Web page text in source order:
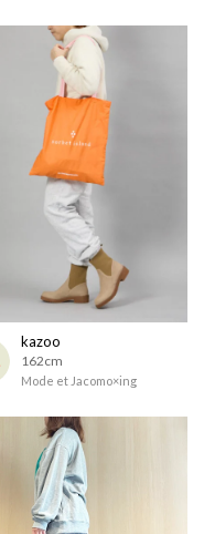
kazoo
162cm
Mode et Jacomo×ing